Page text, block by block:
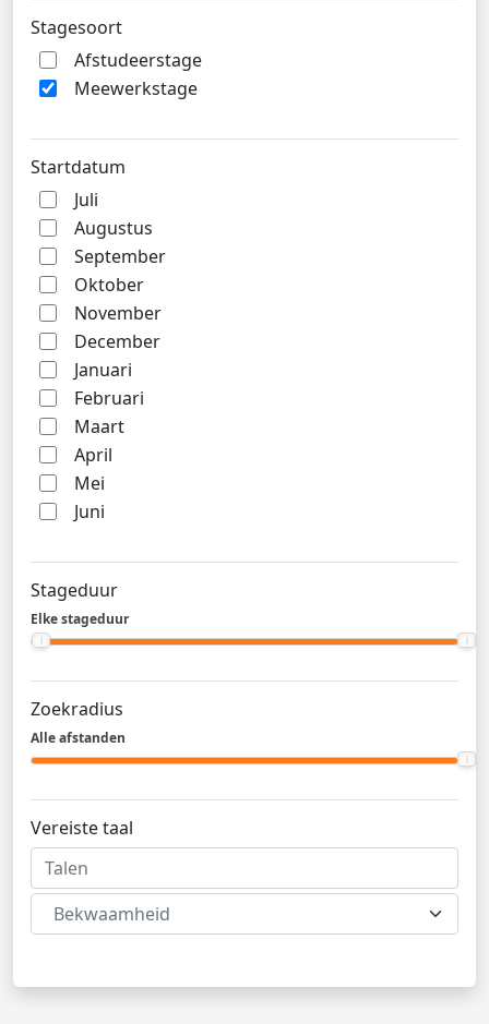
Stagesoort
Afstudeerstage
Meewerkstage
Startdatum
Juli
Augustus
September
Oktober
November
December
Januari
Februari
Maart
April
Mei
Juni
Stageduur
Elke stageduur
Zoekradius
Alle afstanden
Vereiste taal
Bekwaamheid